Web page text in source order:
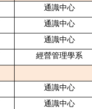
通識中心
通識中心
通識中心
經營管理學系
通識中心
通識中心